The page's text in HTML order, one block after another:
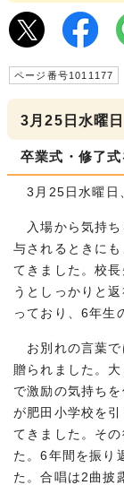
ページ番号1011177
3月25日水曜
卒業式・修了式
3月25日水曜日
入場から気持ち
与されるときに
てきました。校
うとしっかりと
っており、6年生
お別れの言葉で
贈られました。
で激励の気持ち
が肥田小学校を
てきました。そ
た。6年間を振り
た。合唱は2曲披